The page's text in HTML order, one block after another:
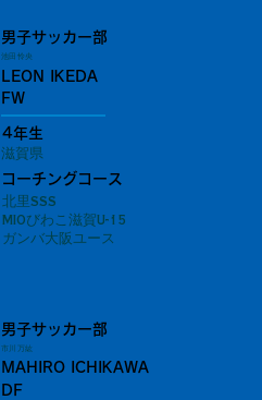
男子サッカー部
池田 怜央
LEON IKEDA
FW
4年生
コーチングコース
滋賀県
北里SSS
MIOびわこ滋賀U-15
ガンバ大阪ユース
男子サッカー部
市川 万紘
MAHIRO ICHIKAWA
DF